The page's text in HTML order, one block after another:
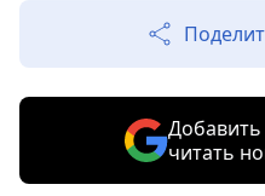
читать